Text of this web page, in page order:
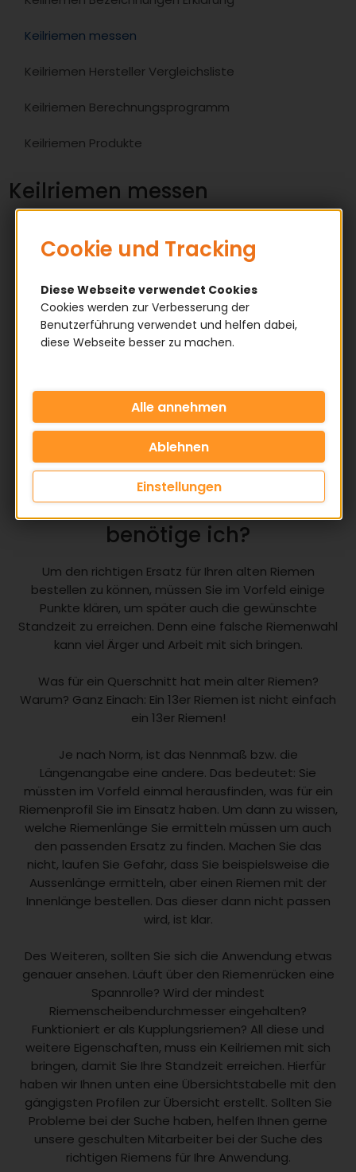
Keilriemen messen
Keilriemen Hersteller Vergleichsliste
Keilriemen Berechnungsprogramm
Keilriemen Produkte
Keilriemen messen
Was für einen Keilriemen
benötige ich?
Um den richtigen Ersatz für Ihren alten Riemen
bestellen zu können, müssen Sie im Vorfeld einige
Punkte klären, um später auch die gewünschte
Standzeit zu erreichen. Denn eine falsche Riemenwahl
kann viel Ärger und Arbeit mit sich bringen.
Was für ein Querschnitt hat mein alter Riemen?
Warum? Ganz Einach: Ein 13er Riemen ist nicht einfach
ein 13er Riemen!
Je nach Norm, ist das Nennmaß bzw. die
Längenangabe eine andere. Das bedeutet: Sie
müssten im Vorfeld einmal herausfinden, was für ein
Riemenprofil Sie im Einsatz haben. Um dann zu wissen,
welche Riemenlänge Sie ermitteln müssen um auch
den passenden Ersatz zu finden. Machen Sie das
nicht, laufen Sie Gefahr, dass Sie beispielsweise die
Aussenlänge ermitteln, aber einen Riemen mit der
Innenlänge bestellen. Das dieser dann nicht passen
wird, ist klar.
Des Weiteren, sollten Sie sich die Anwendung etwas
genauer ansehen. Läuft über den Riemenrücken eine
Spannrolle? Wird der mindest
Riemenscheibendurchmesser eingehalten?
Funktioniert er als Kupplungsriemen? All diese und
weitere Eigenschaften, muss ein Keilriemen mit sich
bringen, damit Sie Ihre Standzeit erreichen. Hierfür
haben wir Ihnen unten eine Übersichtstabelle mit den
gängigsten Profilen zur Übersicht erstellt. Sollten Sie
Probleme bei der Suche haben, helfen Ihnen gerne
unsere geschulten Mitarbeiter bei der Suche des
richtigen Riemens für Ihre Anwendung.
Cookie und Tracking
Diese Webseite verwendet Cookies
Cookies werden zur Verbesserung der
Benutzerführung verwendet und helfen dabei,
diese Webseite besser zu machen.
Einstellungen